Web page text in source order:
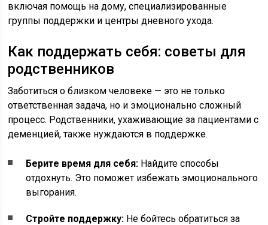
включая помощь на дому, специализированные
группы поддержки и центры дневного ухода.
Как поддержать себя: советы для
родственников
Заботиться о близком человеке — это не только
ответственная задача, но и эмоционально сложный
процесс. Родственники, ухаживающие за пациентами с
деменцией, также нуждаются в поддержке.
Берите время для себя: Найдите способы
отдохнуть. Это поможет избежать эмоционального
выгорания.
Стройте поддержку: Не бойтесь обратиться за